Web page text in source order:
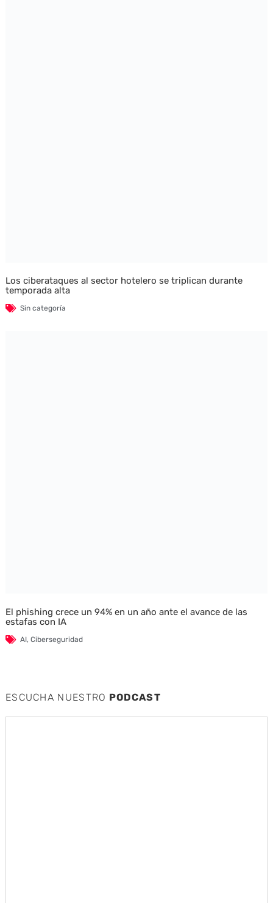
Los ciberataques al sector hotelero se triplican durante
temporada alta
Sin categoría
El phishing crece un 94% en un año ante el avance de las
estafas con IA
AI, Ciberseguridad
ESCUCHA NUESTRO PODCAST